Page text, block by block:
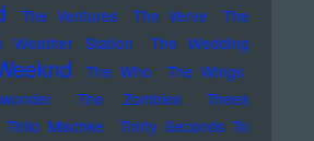
The Ventures The Verve
The
Weather Station
The Wedding
The Who
The Wings
The Zombies
Thees
Thilo Mischke
Thirty Seconds To